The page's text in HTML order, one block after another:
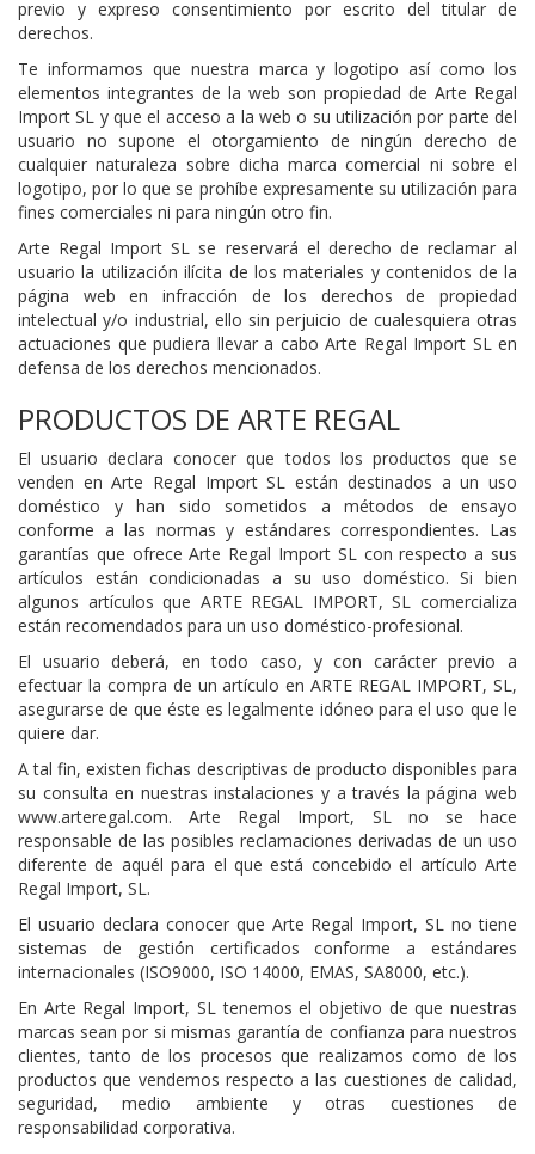
previo y expreso consentimiento por escrito del titular de
derechos.
Te informamos que nuestra marca y logotipo así como los
elementos integrantes de la web son propiedad de Arte Regal
Import SL y que el acceso a la web o su utilización por parte del
usuario no supone el otorgamiento de ningún derecho de
cualquier naturaleza sobre dicha marca comercial ni sobre el
logotipo, por lo que se prohíbe expresamente su utilización para
fines comerciales ni para ningún otro fin.
Arte Regal Import SL se reservará el derecho de reclamar al
usuario la utilización ilícita de los materiales y contenidos de la
página web en infracción de los derechos de propiedad
intelectual y/o industrial, ello sin perjuicio de cualesquiera otras
actuaciones que pudiera llevar a cabo Arte Regal Import SL en
defensa de los derechos mencionados.
PRODUCTOS DE ARTE REGAL
El usuario declara conocer que todos los productos que se
venden en Arte Regal Import SL están destinados a un uso
doméstico y han sido sometidos a métodos de ensayo
conforme a las normas y estándares correspondientes. Las
garantías que ofrece Arte Regal Import SL con respecto a sus
artículos están condicionadas a su uso doméstico. Si bien
algunos artículos que ARTE REGAL IMPORT, SL comercializa
están recomendados para un uso doméstico-profesional.
El usuario deberá, en todo caso, y con carácter previo a
efectuar la compra de un artículo en ARTE REGAL IMPORT, SL,
asegurarse de que éste es legalmente idóneo para el uso que le
quiere dar.
A tal fin, existen fichas descriptivas de producto disponibles para
su consulta en nuestras instalaciones y a través la página web
www.arteregal.com. Arte Regal Import, SL no se hace
responsable de las posibles reclamaciones derivadas de un uso
diferente de aquél para el que está concebido el artículo Arte
Regal Import, SL.
El usuario declara conocer que Arte Regal Import, SL no tiene
sistemas de gestión certificados conforme a estándares
internacionales (ISO9000, ISO 14000, EMAS, SA8000, etc.).
En Arte Regal Import, SL tenemos el objetivo de que nuestras
marcas sean por si mismas garantía de confianza para nuestros
clientes, tanto de los procesos que realizamos como de los
productos que vendemos respecto a las cuestiones de calidad,
seguridad, medio ambiente y otras cuestiones de
responsabilidad corporativa.